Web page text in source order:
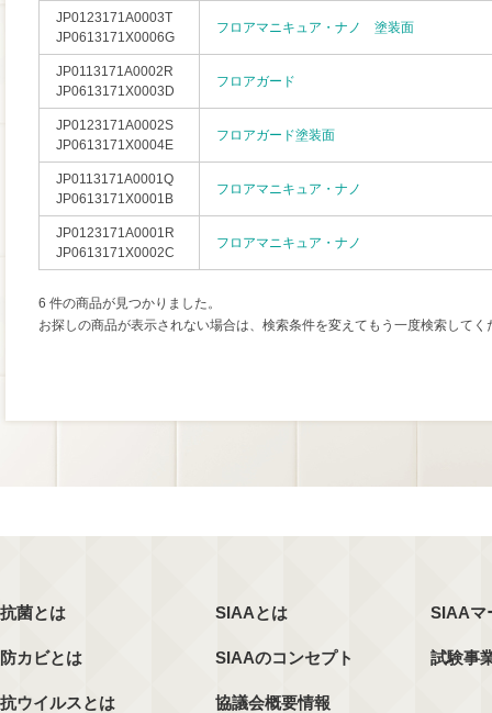
JP0123171A0003T
JP0613171X0006G
フロアマニキュア・ナノ 塗装面
JP0113171A0002R
JP0613171X0003D
フロアガード
JP0123171A0002S
JP0613171X0004E
フロアガード塗装面
JP0113171A0001Q
JP0613171X0001B
フロアマニキュア・ナノ
JP0123171A0001R
JP0613171X0002C
フロアマニキュア・ナノ
6 件の商品が見つかりました。
お探しの商品が表示されない場合は、検索条件を変えてもう一度検索してく
抗菌とは
防カビとは
抗ウイルスとは
SIAAとは
SIAAのコンセプト
協議会概要情報
SIAAマ
試験事